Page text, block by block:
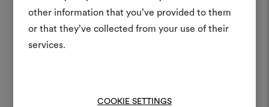
other information that you’ve provided to them
or that they’ve collected from your use of their
services.
COOKIE SETTINGS
Ideen zum Leben
anderen teilen können,